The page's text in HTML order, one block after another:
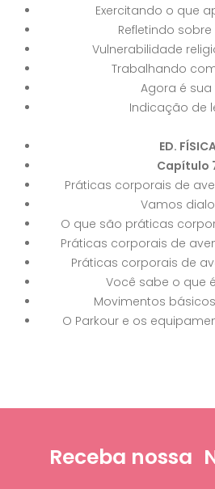
Exercitando o que
Refletindo
Vulnerabilidade
Trabalhando
Agora é sua
Indicação de
ED.
Capítulo
Práticas corporais de
Vamos
O que são práticas
Práticas corporais de
Práticas corporais de
Você sabe o que
Movimentos
O Parkour e os
Receba nossa